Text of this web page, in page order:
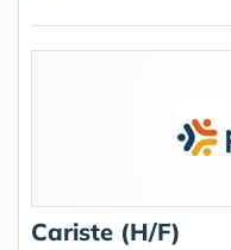
Cariste (H/F)